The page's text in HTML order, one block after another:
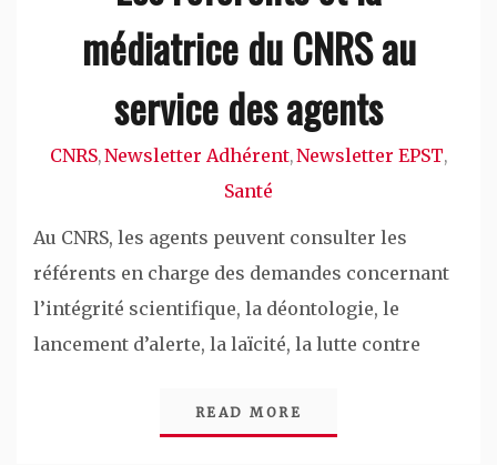
médiatrice du CNRS au
service des agents
CNRS,Newsletter Adhérent,Newsletter EPST,
Santé
Au CNRS, les agents peuvent consulter les
référents en charge des demandes concernant
l’intégrité scientifique, la déontologie, le
lancement d’alerte, la laïcité, la lutte contre
READ MORE